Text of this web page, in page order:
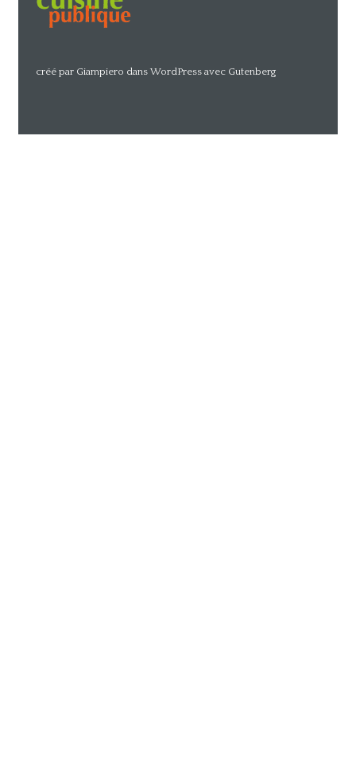
créé par Giampiero dans WordPress avec Gutenberg